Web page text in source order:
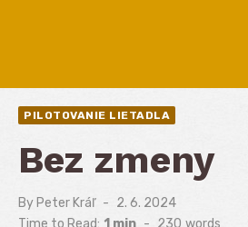
PILOTOVANIE LIETADLA
Bez zmeny
By Peter Kráľ
Posted
on
2. 6. 2024
Time to Read: 1 min - 230 words